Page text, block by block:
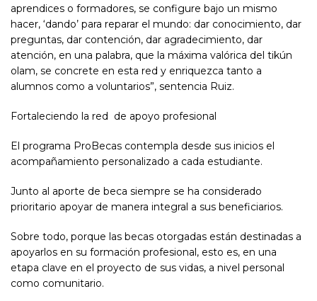
aprendices o formadores, se configure bajo un mismo
hacer, ‘dando’ para reparar el mundo: dar conocimiento, dar
preguntas, dar contención, dar agradecimiento, dar
atención, en una palabra, que la máxima valórica del tikún
olam, se concrete en esta red y enriquezca tanto a
alumnos como a voluntarios”, sentencia Ruiz.
Fortaleciendo la red de apoyo profesional
El programa ProBecas contempla desde sus inicios el
acompañamiento personalizado a cada estudiante.
Junto al aporte de beca siempre se ha considerado
prioritario apoyar de manera integral a sus beneficiarios.
Sobre todo, porque las becas otorgadas están destinadas a
apoyarlos en su formación profesional, esto es, en una
etapa clave en el proyecto de sus vidas, a nivel personal
como comunitario.